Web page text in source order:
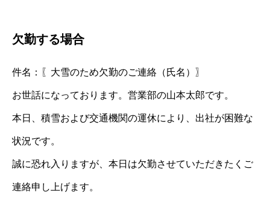
欠勤する場合
件名：〖大雪のため欠勤のご連絡（氏名）〗
お世話になっております。営業部の山本太郎です。
本日、積雪および交通機関の運休により、出社が困難な
状況です。
誠に恐れ入りますが、本日は欠勤させていただきたくご
連絡申し上げます。